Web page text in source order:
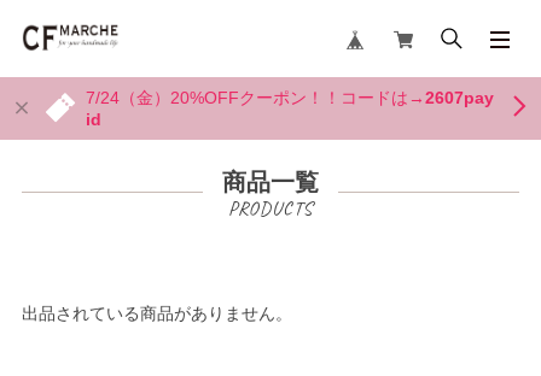
7/24（金）20%OFFクーポン！！コードは→2607pay
id
商品一覧
出品されている商品がありません。